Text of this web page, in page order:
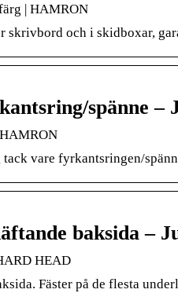
| HAMRON
skrivbord och i skidboxar,
spänne –
vare fyrkantsringen/
baksida –
HEAD
Fäster på de flesta